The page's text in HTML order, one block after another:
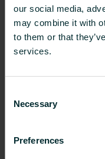
our social media,
may combine it with
to them or that
services.
Selection
Necessary
Preferences
Új teljesítmény